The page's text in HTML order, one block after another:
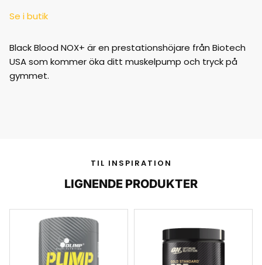
Se i butik
Black Blood NOX+ är en prestationshöjare från Biotech
USA som kommer öka ditt muskelpump och tryck på
gymmet.
TIL INSPIRATION
LIGNENDE PRODUKTER